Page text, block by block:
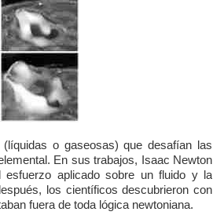
o gaseosas) que desafían las
En sus trabajos, Isaac Newton
aplicado sobre un fluido y la
los científicos descubrieron con
fuera de toda lógica newtoniana.